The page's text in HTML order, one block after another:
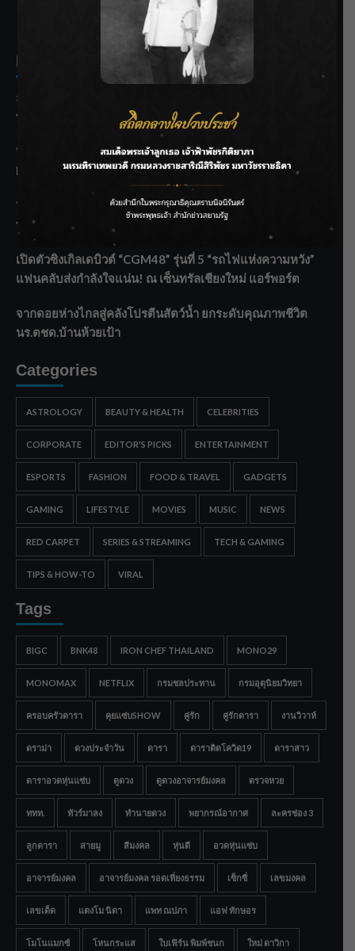
THE BEST ENTERTAINMENT
Recent Posts
ลุยไม่หยุด!! กรมชลฯ เร่งเคลียร์ผักตบชวา-ติดตั้งเครื่องสูบน้ำ
ทั่วไทย
“BILLKIN” สร้างความภาคภูมิใจ คว้ารางวัลใหญ่ Weibo
Malaysia พร้อมโชว์สุดประทับใจ
“สุริยะ” สั่งกรมชลฯ เฝ้าระวังน้ำ 24 ชม. รับมือฝนสิงหาคม
บริหารเชิงรุกลดเสี่ยงน้ำท่วม
เปิดตัวซิงเกิลเดบิวต์ “CGM48” รุ่นที่ 5 “รถไฟแห่งความหวัง”
แฟนคลับส่งกำลังใจแน่น! ณ เซ็นทรัลเชียงใหม่ แอร์พอร์ต
จากดอยห่างไกลสู่คลังโปรตีนสัตว์น้ำ ยกระดับคุณภาพชีวิต
นร.ตชด.บ้านห้วยเป้า
Categories
ASTROLOGY BEAUTY & HEALTH CELEBRITIES
CORPORATE EDITOR'S PICKS ENTERTAINMENT
ESPORTS FASHION FOOD & TRAVEL GADGETS
GAMING LIFESTYLE MOVIES MUSIC NEWS
RED CARPET SERIES & STREAMING TECH & GAMING
TIPS & HOW-TO VIRAL
Tags
BIGC BNK48 IRON CHEF THAILAND MONO29
MONOMAX NETFLIX กรมชลประทาน กรมอุตุนิยมวิทยา
ครอบครัวดารา คุยแซ่บSHOW คู่รัก คู่รักดารา งานวิวาห์
ดราม่า ดวงประจำวัน ดารา ดาราติดโควิด19 ดาราสาว
ดาราอวดหุ่นแซ่บ ดูดวง ดูดวงอาจารย์มงคล ตรวจหวย
ททท. ทัวร์มาลง ทำนายดวง พยากรณ์อากาศ ละครช่อง 3
ลูกดารา สายมู สีมงคล หุ่นดี อวดหุ่นแซ่บ
อาจารย์มงคล อาจารย์มงคล รอดเที่ยงธรรม เซ็กซี่ เลขมงคล
เลขเด็ด แตงโม นิดา แพท ณปภา แอฟ ทักษอร
โมโนแมกซ์ โหนกระแส ใบเฟิร์น พิมพ์ชนก ใหม่ ดาวิกา